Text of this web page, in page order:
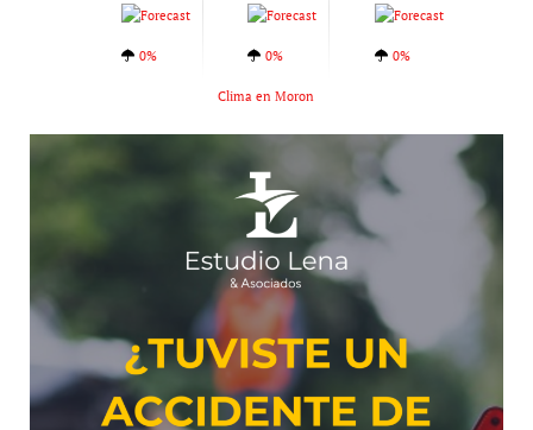
0% 0% 0%
Clima en Moron